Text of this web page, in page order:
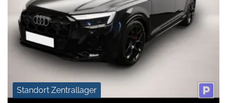
Standort Zentrallager